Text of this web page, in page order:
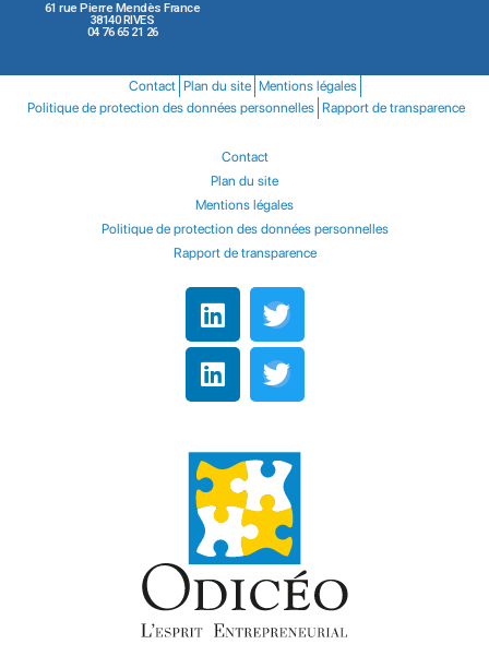
61 rue Pierre Mendès France
38140 RIVES
04 76 65 21 26
Contact Plan du site Mentions légales
Politique de protection des données personnelles Rapport de transparence
Contact
Plan du site
Mentions légales
Politique de protection des données personnelles
Rapport de transparence